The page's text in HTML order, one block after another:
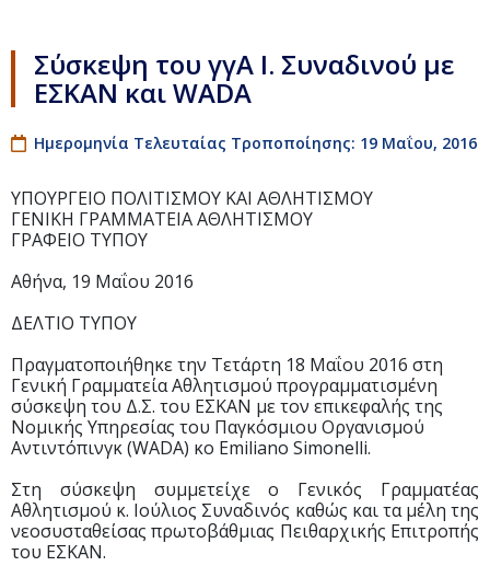
Σύσκεψη του γγΑ Ι. Συναδινού με
ΕΣΚΑΝ και WADA
Ημερομηνία Τελευταίας Τροποποίησης: 19 Μαΐου, 2016
ΥΠΟΥΡΓΕΙΟ ΠΟΛΙΤΙΣΜΟΥ ΚΑΙ ΑΘΛΗΤΙΣΜΟΥ
ΓΕΝΙΚΗ ΓΡΑΜΜΑΤΕΙΑ ΑΘΛΗΤΙΣΜΟΥ
ΓΡΑΦΕΙΟ ΤΥΠΟΥ
Αθήνα, 19 Μαΐου 2016
ΔΕΛΤΙΟ ΤΥΠΟΥ
Πραγματοποιήθηκε την Τετάρτη 18 Μαΐου 2016 στη
Γενική Γραμματεία Αθλητισμού προγραμματισμένη
σύσκεψη του Δ.Σ. του ΕΣΚΑΝ με τον επικεφαλής της
Νομικής Υπηρεσίας του Παγκόσμιου Οργανισμού
Αντιντόπινγκ (WADA) κο Emiliano Simonelli.
Στη σύσκεψη συμμετείχε ο Γενικός Γραμματέας
Αθλητισμού κ. Ιούλιος Συναδινός καθώς και τα μέλη της
νεοσυσταθείσας πρωτοβάθμιας Πειθαρχικής Επιτροπής
του ΕΣΚΑΝ.